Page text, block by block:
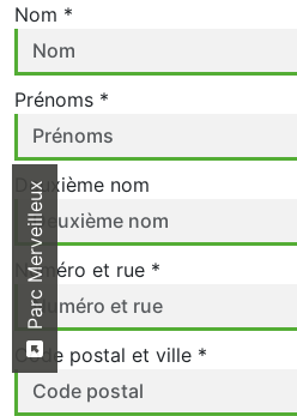
Nom *
Prénoms *
Deuxième nom
Numéro et rue *
Code postal et ville *
Parc Merveilleux